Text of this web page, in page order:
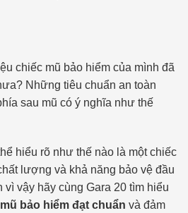
chiếc mũ bảo hiểm của mình đã
Những tiêu chuẩn an toàn
sau mũ có ý nghĩa như thế
hiểu rõ như thế nào là một chiếc
lượng và khả năng bảo vệ đầu
vì vậy hãy cùng Gara 20 tìm hiểu
mũ bảo hiểm đạt chuẩn và đảm